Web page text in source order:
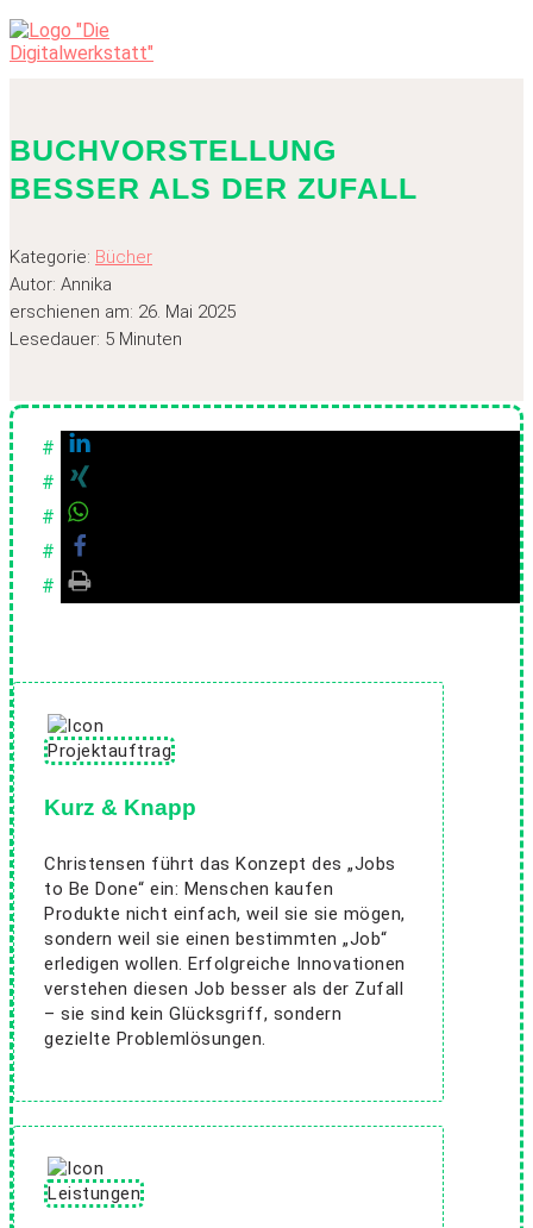
BUCHVORSTELLUNG
BESSER ALS DER ZUFALL
Kategorie: Bücher
Autor: Annika
erschienen am: 26. Mai 2025
Lesedauer: 5 Minuten
Kurz & Knapp
Christensen führt das Konzept des „Jobs
to Be Done“ ein: Menschen kaufen
Produkte nicht einfach, weil sie sie mögen,
sondern weil sie einen bestimmten „Job“
erledigen wollen. Erfolgreiche Innovationen
verstehen diesen Job besser als der Zufall
– sie sind kein Glücksgriff, sondern
gezielte Problemlösungen.